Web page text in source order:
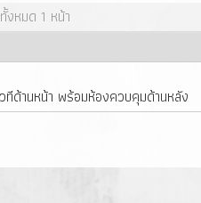
งหมด 1 หน้า
ด้านหน้า พร้อมห้องควบคุมด้านหลัง